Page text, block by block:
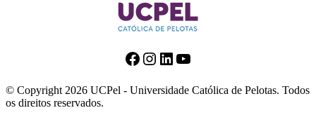
Facebook
Instagram
LinkedIn
Youtube
© Copyright 2026 UCPel - Universidade Católica de Pelotas. Todos
os direitos reservados.